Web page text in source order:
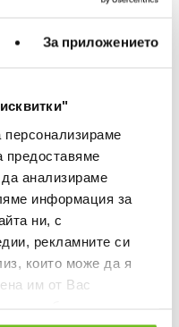
За приложението
персонализираме
предоставяме
анализираме
информация за
ни, с
рекламните си
които може да я
им от Вас